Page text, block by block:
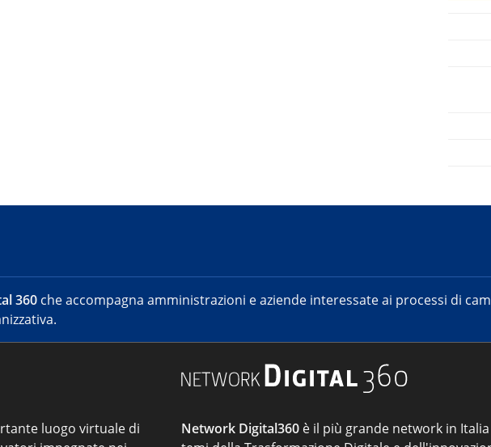
360 che accompagna amministrazioni e aziende interessate ai processi di
luogo virtuale di
Network Digital360 è il più grande network in